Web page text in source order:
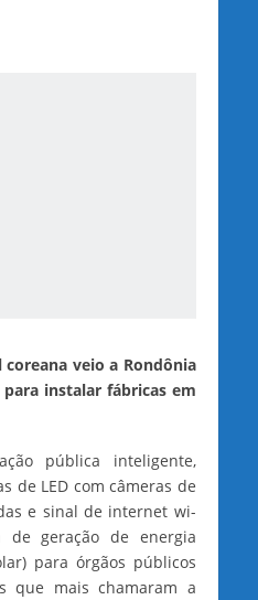
veio a Rondônia
instalar fábricas em
pública inteligente,
de LED com câmeras de
e sinal de internet wi-
de geração de energia
para órgãos públicos
que mais chamaram a